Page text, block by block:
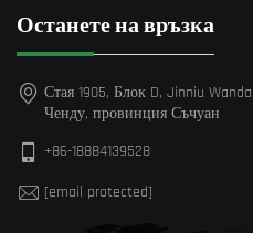
Останете на връзка
Стая 1905, Блок D, Jinniu
Ченду, провинция Съчуан
+86-18884139528
[email protected]